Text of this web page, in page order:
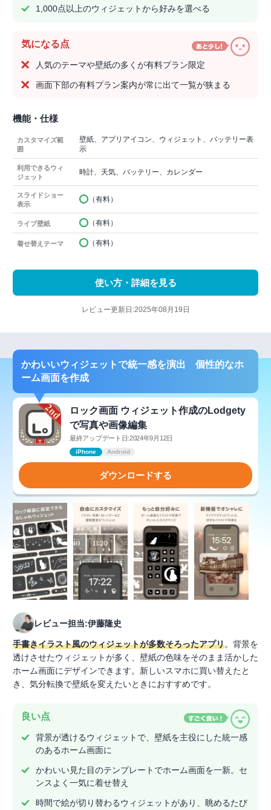
1,000点以上のウィジェットから好みを選べる
気になる点
人気のテーマや壁紙の多くが有料プラン限定
画面下部の有料プラン案内が常に出て一覧が狭まる
機能・仕様
カスタマイズ範
囲
壁紙、アプリアイコン、ウィジェット、バッテリー表
示
利用できるウィ
ジェット
時計、天気、バッテリー、カレンダー
スライドショー
表示
（有料）
ライブ壁紙 （有料）
着せ替えテーマ （有料）
使い方・詳細を見る
レビュー更新日:2025年08月19日
かわいいウィジェットで統一感を演出 個性的なホ
ーム画面を作成
ロック画面 ウィジェット作成のLodgety
で写真や画像編集
最終アップデート日:2024年9月12日
iPhone Android
ダウンロードする
レビュー担当:伊藤隆史
手書きイラスト風のウィジェットが多数そろったアプリ。背景を
透けさせたウィジェットが多く、壁紙の色味をそのまま活かした
ホーム画面にデザインできます。新しいスマホに買い替えたと
き、気分転換で壁紙を変えたいときにおすすめです。
良い点
背景が透けるウィジェットで、壁紙を主役にした統一感
のあるホーム画面に
かわいい見た目のテンプレートでホーム画面を一新。セ
ンスよく一気に着せ替え
時間で絵が切り替わるウィジェットがあり、眺めるたび